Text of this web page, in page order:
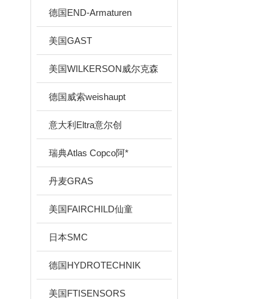
德国END-Armaturen
美国GAST
美国WILKERSON威尔克森
德国威索weishaupt
意大利Eltra意尔创
瑞典Atlas Copco阿*
丹麦GRAS
美国FAIRCHILD仙童
日本SMC
德国HYDROTECHNIK
美国FTISENSORS